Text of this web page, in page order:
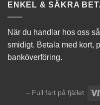
ENKEL & SÄKRA
När du handlar hos oss
smidigt. Betala med kort,
banköverföring.
– Full fart på fjället